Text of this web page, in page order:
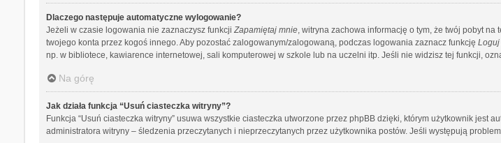
Dlaczego następuje automatyczne wylogowanie?
Jeżeli w czasie logowania nie zaznaczysz funkcji Zapamiętaj mnie, witryna zachowa informację o tym, że twój pobyt na
twojego konta przez kogoś innego. Aby pozostać zalogowanym/zalogowaną, podczas logowania zaznacz funkcję Loguj
np. w bibliotece, kawiarence internetowej, sali komputerowej w szkole lub na uczelni itp. Jeśli nie widzisz tej funkcji,
Na górę
Jak działa funkcja “Usuń ciasteczka witryny”?
Funkcja “Usuń ciasteczka witryny” usuwa wszystkie ciasteczka utworzone przez phpBB dzięki, którym użytkownik jest
administratora witryny – śledzenia przeczytanych i nieprzeczytanych przez użytkownika postów. Jeśli występują